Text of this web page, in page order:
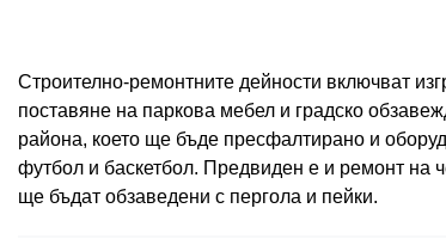
Строително-ремонтните дейности включват
поставяне на паркова мебел и градско
района, което ще бъде пресфалтирано и
футбол и баскетбол. Предвиден е и ремонт на
ще бъдат обзаведени с пергола и пейки.